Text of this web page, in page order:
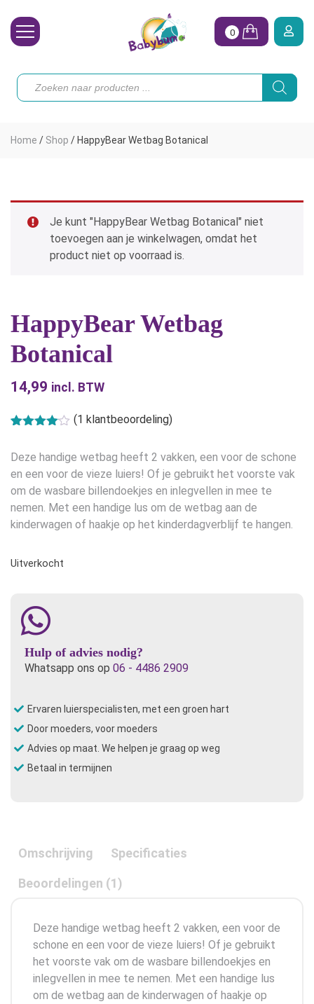
Toebehoren
Onze merken
Hoe begin ik?
0
Producten
zoeken
Home / Shop / HappyBear Wetbag Botanical
Je kunt "HappyBear Wetbag Botanical" niet
toevoegen aan je winkelwagen, omdat het
product niet op voorraad is.
HappyBear Wetbag
Botanical
14,99 incl. BTW
gebaseerd
opklant
waardering
(1 klantbeoordeling)
Deze handige wetbag heeft 2 vakken, een voor de schone
en een voor de vieze luiers! Of je gebruikt het voorste vak
om de wasbare billendoekjes en inlegvellen in mee te
nemen. Met een handige lus om de wetbag aan de
kinderwagen of haakje op het kinderdagverblijf te hangen.
Uitverkocht
Hulp of advies nodig?
Whatsapp ons op 06 - 4486 2909
Ervaren luierspecialisten, met een groen hart
Door moeders, voor moeders
Advies op maat. We helpen je graag op weg
Betaal in termijnen
Omschrijving Specificaties
Beoordelingen (1)
Deze handige wetbag heeft 2 vakken, een voor de
schone en een voor de vieze luiers! Of je gebruikt
het voorste vak om de wasbare billendoekjes en
inlegvellen in mee te nemen. Met een handige lus
om de wetbag aan de kinderwagen of haakje op